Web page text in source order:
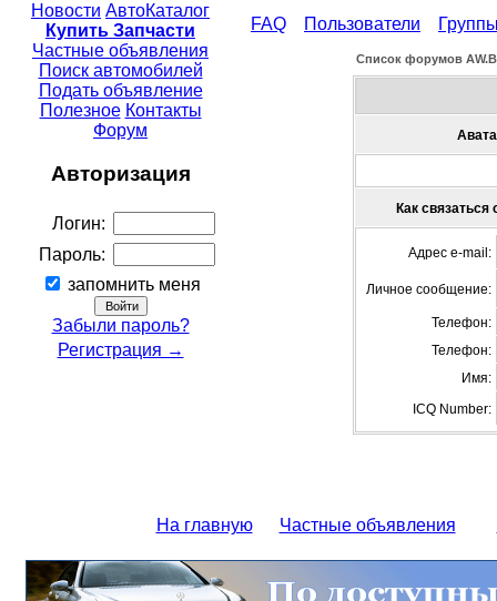
Новости АвтоКаталог
Купить Запчасти
Частные объявления
Поиск автомобилей
Подать объявление
Полезное Контакты
Форум
Авторизация
Логин:
Пароль:
запомнить меня
Забыли пароль?
Регистрация →
FAQ Пользователи
Список форумов
Как связаться
Адрес e-mail:
Личное сообщение:
Телефон:
Телефон:
Имя:
ICQ Number:
На главную Частные объявления